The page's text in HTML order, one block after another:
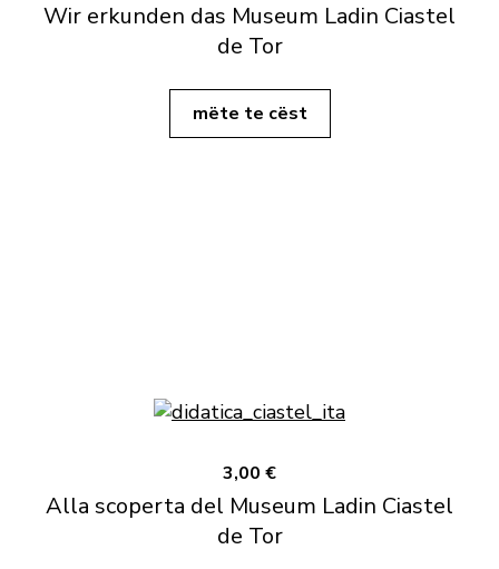
Wir erkunden das Museum Ladin Ciastel
de Tor
mëte te cëst
3,00 €
Alla scoperta del Museum Ladin Ciastel
de Tor